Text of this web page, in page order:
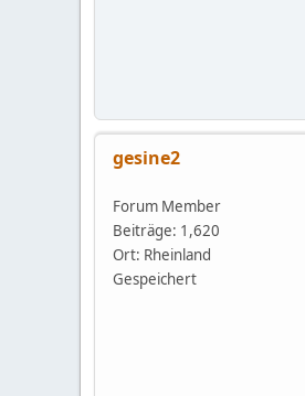
gesine2
Forum Member
Beiträge: 1,620
Ort: Rheinland
Gespeichert